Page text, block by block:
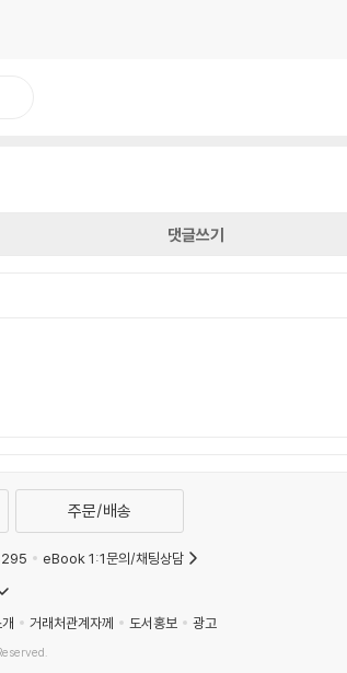
댓글쓰기
주문/배송
eBook 1:1문의/채팅상담
거래처관계자께 도서홍보 광고